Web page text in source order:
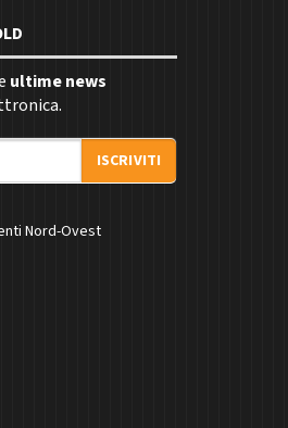
ultime news
ISCRIVITI
Nord-Ovest